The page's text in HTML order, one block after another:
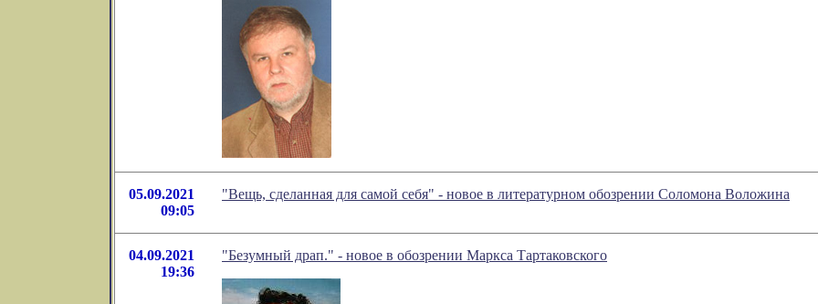
05.09.2021
09:05
"Вещь, сделанная для самой себя" - новое в литературном обозрении Соломона Воложина
04.09.2021
19:36
"Безумный драп." - новое в обозрении Маркса Тартаковского